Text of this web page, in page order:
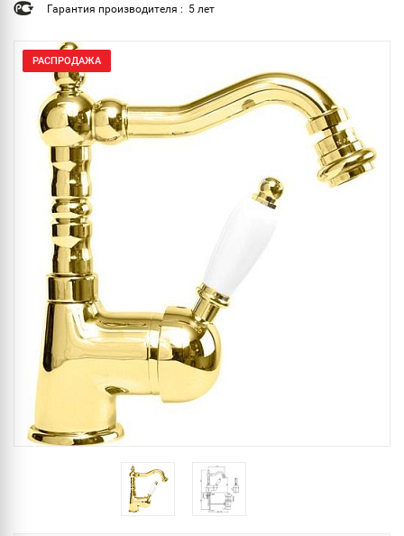
Гарантия производителя : 5 лет
РАСПРОДАЖА